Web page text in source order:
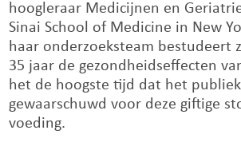
hoogleraar Medicijnen en
Sinai School of Medicine in New
haar onderzoeksteam bestudeert
35 jaar de gezondheidseffecten
het de hoogste tijd dat het
gewaarschuwd voor deze giftige
voeding.